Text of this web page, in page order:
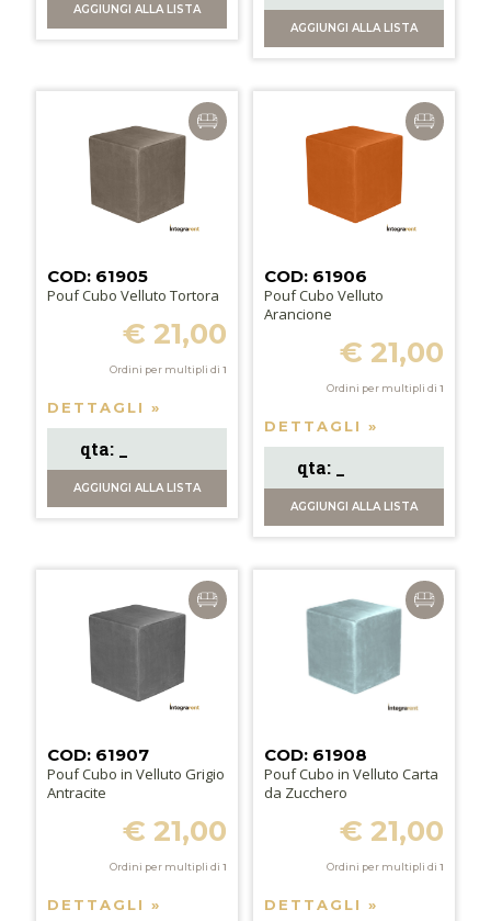
AGGIUNGIALLA LISTA
AGGIUNGI ALLA LISTA
COD: 61905
Pouf Cubo Velluto Tortora
€ 21,00
Ordini per multipli di 1
DETTAGLI »
AGGIUNGIALLA LISTA
COD: 61906
Pouf Cubo Velluto
Arancione
€ 21,00
Ordini per multipli di 1
DETTAGLI »
AGGIUNGI ALLA LISTA
COD: 61907
Pouf Cubo in Velluto Grigio
Antracite
€ 21,00
Ordini per multipli di 1
DETTAGLI »
COD: 61908
Pouf Cubo in Velluto Carta
da Zucchero
€ 21,00
Ordini per multipli di 1
DETTAGLI »